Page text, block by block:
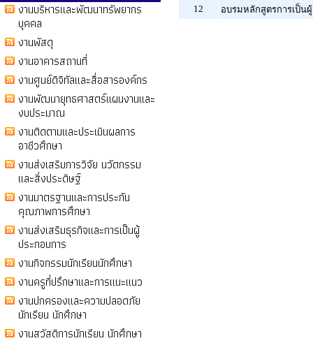
งานบริหารและพัฒนาทรัพยากร
บุคคล
งานพัสดุ
งานอาคารสถานที่
งานศูนย์ดิจิทัลและสื่อสารองค์กร
งานพัฒนายุทธศาสตร์แผนงานและ
งบประมาณ
งานติดตามและประเมินผลการ
อาชีวศึกษา
งานส่งเสริมการวิจัย นวัตกรรม
และสิ่งประดิษฐ์
งานมาตรฐานและการประกัน
คุณภาพการศึกษา
งานส่งเสริมธุรกิจและการเป็นผู้
ประกอบการ
งานกิจกรรมนักเรียนนักศึกษา
งานครูที่ปรึกษาและการแนะแนว
งานปกครองและความปลอดภัย
นักเรียน นักศึกษา
งานสวัสดิการนักเรียน นักศึกษา
12
อบรมหลักสูตรการเป็น